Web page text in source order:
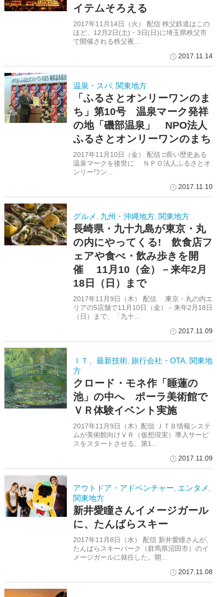
イテムそろえる
2017年11月14日（火） 配信 秩父鉄道はこの
ほど、12月2日(土)・3日(日)に埼玉県秩父市
で開催される秩父夜...
2017.11.14
温泉・スパ, 関東地方
「ふるさとオンリーワンのま
ち」第10号 温泉マーク発祥
の地「磯部温泉」 NPO法人
ふるさとオンリーワンのまち
2017年11月10日（金） 配信 □長い歴史ある
温泉マークを後世に ＮＰＯ法人ふるさとオ
ンリーワン...
2017.11.10
グルメ , 九州・沖縄地方, 関東地方
長崎県・九十九島が東京・丸
の内にやってくる! 飲食店フ
ェアや食べ・飲み歩きを開
催 11月10（金）－来年2月
18日（日）まで
2017年11月9日（木） 配信 東京・丸の内エ
リアの5店舗で11月10日（金）－来年2月18日
（日）まで、「九十...
2017.11.09
ＩＴ、最新技術, 旅行会社・OTA, 関東地
方
クロード・モネ作「睡蓮の
池」の中へ ポーラ美術館で
ＶＲ体験イベント実施
2017年11月9日（木）配信 ＪＴＢ情報システ
ムが美術館向けＶＲ（仮想現実）導入サービ
スをスタートさせる。第1...
2017.11.09
アウトドア・アドベンチャー, エンタメ ,
関東地方
新井愛瞳さんイメージガール
に、たんばらスキー
2017年11月8日（水） 配信 新井愛瞳さんが、
たんばらスキーパーク（群馬県沼田市）のイ
メージガールに就任した。開...
2017.11.08